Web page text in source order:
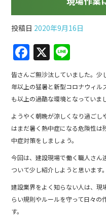
投稿日 2020年9月16日
F
a
c
e
b
o
o
k
X
n
e
皆さんご無沙汰していました。少
年以上の猛暑と新型コロナウィル
も以上の過酷な環境となっていま
ようやく朝晩が涼しくなり過ごし
はまだ暑く熱中症になる危険性は
中症対策をしましょう。
今回は、建設現場で働く職人さん
ついて少し紹介しようと思います。
建設業界をよく知らない人は、現
らい規則やルールを守って日々の
す。